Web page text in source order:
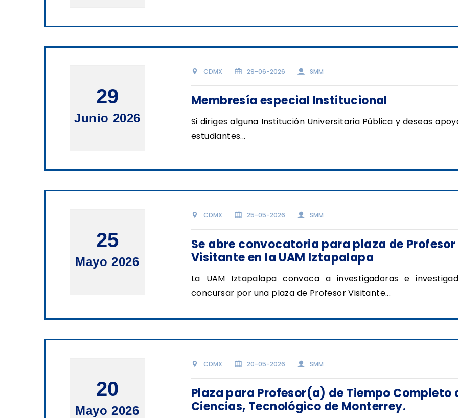
29
Junio 2026
CDMX 29-06-2026 SMM
Membresía especial Institucional
Si diriges alguna Institución Universitaria Pública y deseas
estudiantes...
25
Mayo 2026
CDMX 25-05-2026 SMM
Se abre convocatoria para plaza de Profesor
Visitante en la UAM Iztapalapa
La UAM Iztapalapa convoca a investigadoras e
concursar por una plaza de Profesor Visitante...
20
Mayo 2026
CDMX 20-05-2026 SMM
Plaza para Profesor(a) de Tiempo Completo
Ciencias, Tecnológico de Monterrey.